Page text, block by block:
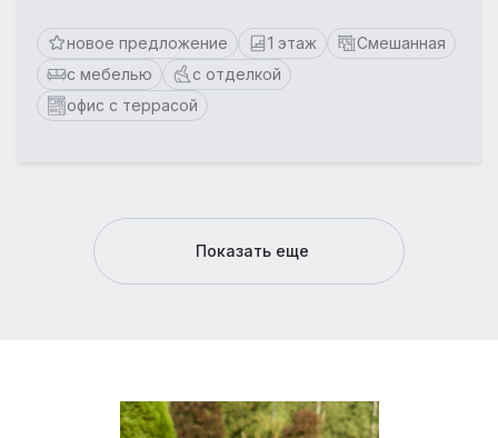
новое предложение 1 этаж
Смешанная
с мебелью
с отделкой
офис с террасой
Показать еще